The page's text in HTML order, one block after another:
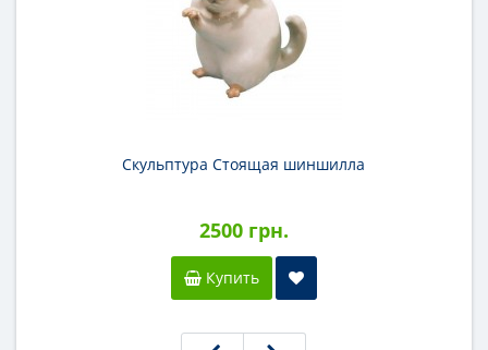
Скульптура Стоящая шиншилла
2500 грн.
Купить